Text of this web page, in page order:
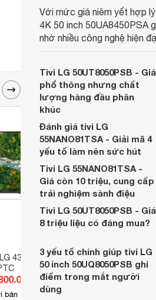
43 inch 4K
đ
bán
Tivi Smart
43LM6300PTB
Giá từ
Với mức giá niêm yết hợp
4K 50 inch 50UA8450PSA
nhờ nhiều công nghệ hiện
Tivi LG 50UT8050PSB - Giá
phổ thông nhưng chất
lượng hàng đầu phân
khúc
Đánh giá tivi LG
55NANO81TSA - Giải mã 4
yếu tố làm nên sức hút
Tivi LG 55NANO81TSA -
Giá còn 10 triệu, cung cấp
trải nghiệm sành điệu
Tivi LG 50UT8050PSB - Giá
8 triệu liệu có đáng mua?
3 yếu tố chính giúp tivi LG
50 inch 50UQ8050PSB ghi
điểm trong mắt người
dùng